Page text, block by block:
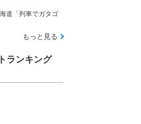
道「列車でガタゴ
もっと見る
ランキング